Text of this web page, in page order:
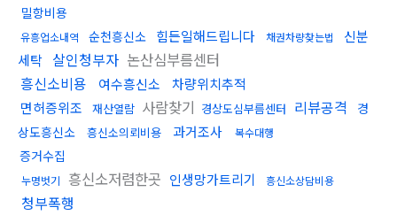
밀항비용
유흥업소내역 순천흥신소 힘든일해드립니다 채권차량찾는법
신분
세탁 살인청부자 논산심부름센터
흥신소비용
여수흥신소
차량위치추적
면허증위조
재산열람 사람찾기 경상도심부름센터 리뷰공격
경
상도흥신소
흥신소의뢰비용 과거조사 복수대행
증거수집
누명벗기 흥신소저렴한곳 인생망가트리기 흥신소상담비용
청부폭행